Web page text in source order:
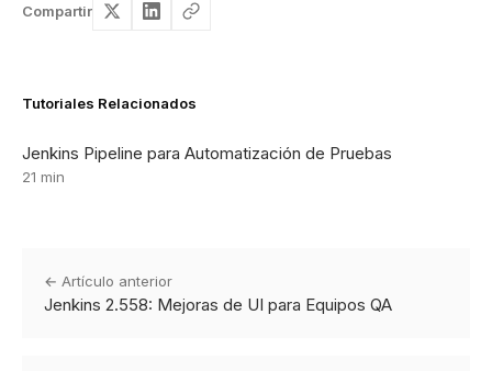
Compartir
Tutoriales Relacionados
Jenkins Pipeline para Automatización de Pruebas
21 min
← Artículo anterior
Jenkins 2.558: Mejoras de UI para Equipos QA